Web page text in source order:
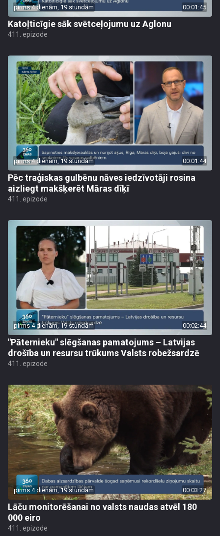
pirms 4 dienām, 19 stundām 00:01:45
Katoļticīgie sāk svētceļojumu uz Aglonu
411. epizode
pirms 4 dienām, 19 stundām 00:01:44
Pēc traģiskas gulbēnu nāves iedzīvotāji rosina
aizliegt makšķerēt Māras dīķī
411. epizode
pirms 4 dienām, 19 stundām 00:02:44
"Pāternieku" slēgšanas pamatojums – Latvijas
drošība un resursu trūkums Valsts robežsardzē
411. epizode
pirms 4 dienām, 19 stundām 00:03:27
Lāču monitorēšanai no valsts naudas atvēl 180
000 eiro
411. epizode